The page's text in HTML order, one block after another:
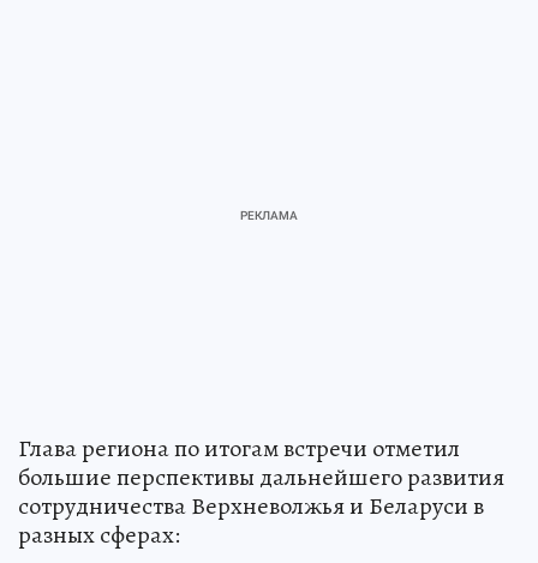
Глава региона по итогам встречи отметил
большие перспективы дальнейшего развития
сотрудничества Верхневолжья и Беларуси в
разных сферах: